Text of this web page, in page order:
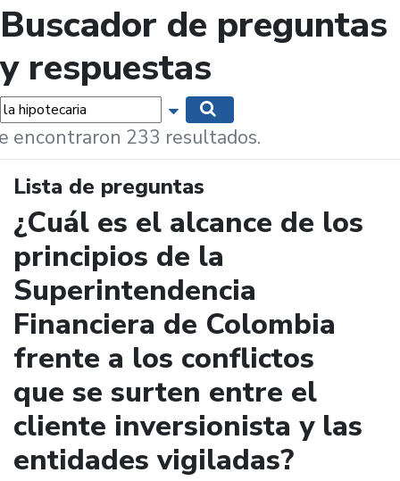
Buscador de preguntas
y respuestas
Mostrar opciones de búsqueda
encontraron 233 resultados.
Lista de preguntas
¿Cuál es el alcance de los
principios de la
Superintendencia
Financiera de Colombia
frente a los conflictos
que se surten entre el
cliente inversionista y las
entidades vigiladas?